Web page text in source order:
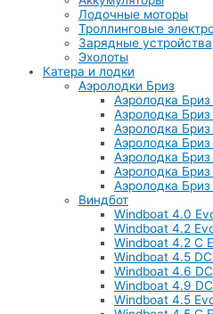
Лодочные моторы
Троллинговые
Зарядные устройства
Эхолоты
Катера и лодки
Аэролодки Бриз
Аэролодка
Аэролодка
Аэролодка
Аэролодка
Аэролодка Бриз
Аэролодка
Аэролодка
Виндбот
Windboat 4.0
Windboat 4.2
Windboat 4.2 C
Windboat 4.5
Windboat 4.6
Windboat 4.9
Windboat 4.5